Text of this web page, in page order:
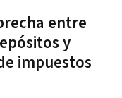
entre
y
impuestos